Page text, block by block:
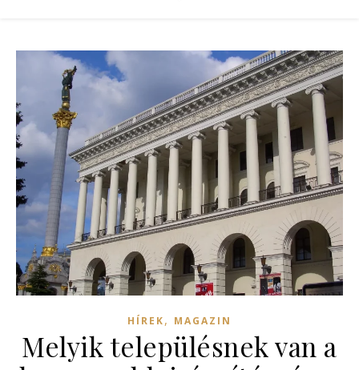
HÍREK, MAGAZIN
Melyik településnek van a